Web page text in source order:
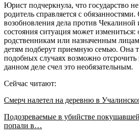
Юрист подчеркнула, что государство
родитель справляется с
возобновления дела против Чекалиной
состояния ситуация может измениться:
родственникам или назначенным
детям подберут приемную семью. Она
подобных случаях возможно отсрочить
данном деле счел это необязательным.
Сейчас читают:
Смерч налетел на деревню в
Подозреваемые в убийстве
попали в…